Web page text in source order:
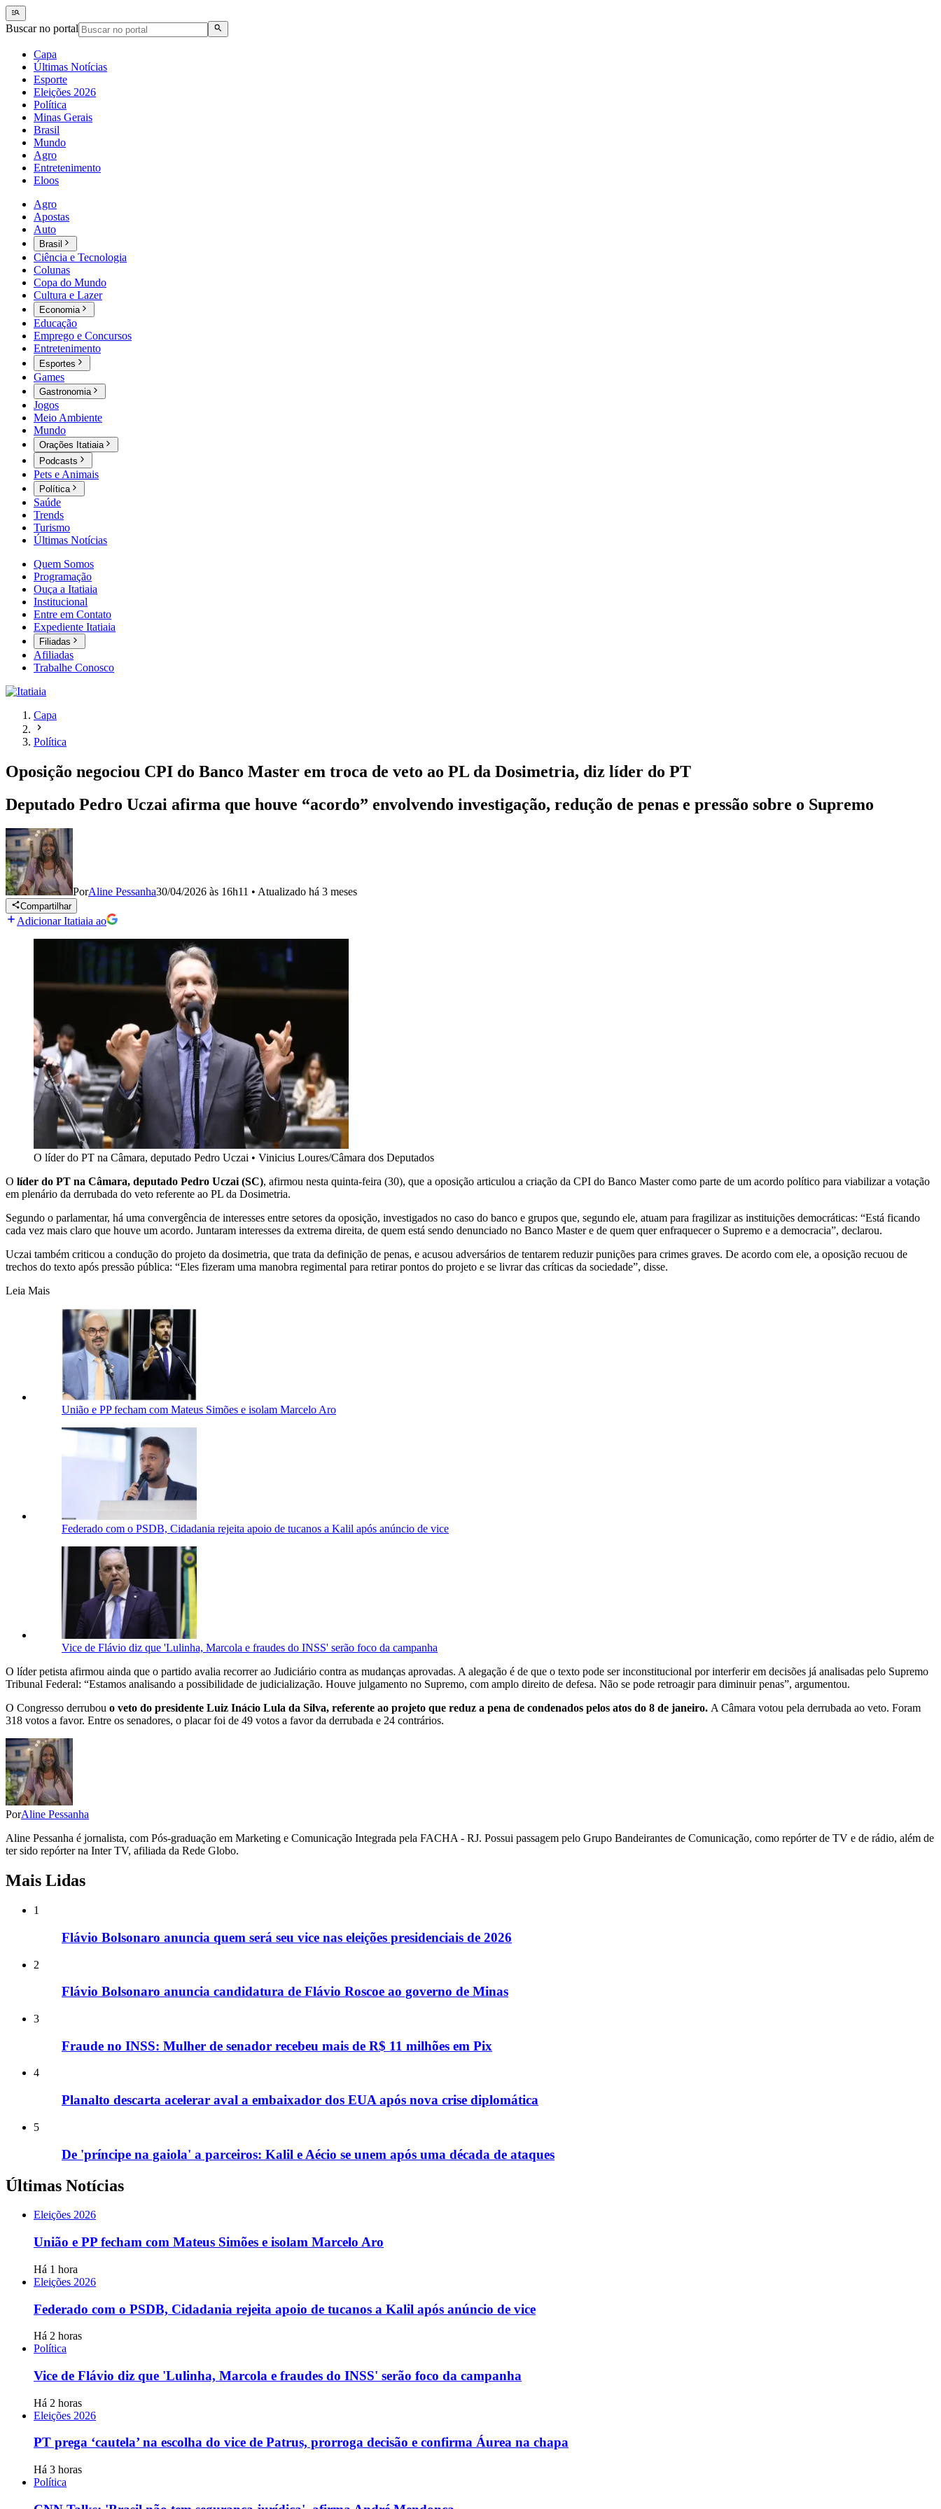
Buscar no portal
Capa
Últimas Notícias
Esporte
Eleições 2026
Política
Minas Gerais
Brasil
Mundo
Agro
Entretenimento
Eloos
Agro
Apostas
Auto
Brasil
Ciência e Tecnologia
Colunas
Copa do Mundo
Cultura e Lazer
Economia
Educação
Emprego e Concursos
Entretenimento
Esportes
Games
Gastronomia
Jogos
Meio Ambiente
Mundo
Orações Itatiaia
Podcasts
Pets e Animais
Política
Saúde
Trends
Turismo
Últimas Notícias
Quem Somos
Programação
Ouça a Itatiaia
Institucional
Entre em Contato
Expediente Itatiaia
Filiadas
Afiliadas
Trabalhe Conosco
Capa
Política
Oposição negociou CPI do Banco Master em troca de veto ao PL da Dosimetria, diz líder do PT
Deputado Pedro Uczai afirma que houve “acordo” envolvendo investigação, redução de penas e pressão sobre o Supremo
PorAline Pessanha30/04/2026 às 16h11 • Atualizado há 3 meses
Compartilhar
Adicionar Itatiaia ao
O líder do PT na Câmara, deputado Pedro Uczai • Vinicius Loures/Câmara dos Deputados
O líder do PT na Câmara, deputado Pedro Uczai (SC), afirmou nesta quinta-feira (30), que a oposição articulou a criação da CPI do Banco Master como parte de um acordo político para viabilizar a votação
em plenário da derrubada do veto referente ao PL da Dosimetria.
Segundo o parlamentar, há uma convergência de interesses entre setores da oposição, investigados no caso do banco e grupos que, segundo ele, atuam para fragilizar as instituições democráticas: “Está ficando
cada vez mais claro que houve um acordo. Juntaram interesses da extrema direita, de quem está sendo denunciado no Banco Master e de quem quer enfraquecer o Supremo e a democracia”, declarou.
Uczai também criticou a condução do projeto da dosimetria, que trata da definição de penas, e acusou adversários de tentarem reduzir punições para crimes graves. De acordo com ele, a oposição recuou de
trechos do texto após pressão pública: “Eles fizeram uma manobra regimental para retirar pontos do projeto e se livrar das críticas da sociedade”, disse.
Leia Mais
União e PP fecham com Mateus Simões e isolam Marcelo Aro
Federado com o PSDB, Cidadania rejeita apoio de tucanos a Kalil após anúncio de vice
Vice de Flávio diz que 'Lulinha, Marcola e fraudes do INSS' serão foco da campanha
O líder petista afirmou ainda que o partido avalia recorrer ao Judiciário contra as mudanças aprovadas. A alegação é de que o texto pode ser inconstitucional por interferir em decisões já analisadas pelo Supremo
Tribunal Federal: “Estamos analisando a possibilidade de judicialização. Houve julgamento no Supremo, com amplo direito de defesa. Não se pode retroagir para diminuir penas”, argumentou.
O Congresso derrubou o veto do presidente Luiz Inácio Lula da Silva, referente ao projeto que reduz a pena de condenados pelos atos do 8 de janeiro. A Câmara votou pela derrubada ao veto. Foram
318 votos a favor. Entre os senadores, o placar foi de 49 votos a favor da derrubada e 24 contrários.
PorAline Pessanha
Aline Pessanha é jornalista, com Pós-graduação em Marketing e Comunicação Integrada pela FACHA - RJ. Possui passagem pelo Grupo Bandeirantes de Comunicação, como repórter de TV e de rádio, além de
ter sido repórter na Inter TV, afiliada da Rede Globo.
Mais Lidas
1
Flávio Bolsonaro anuncia quem será seu vice nas eleições presidenciais de 2026
2
Flávio Bolsonaro anuncia candidatura de Flávio Roscoe ao governo de Minas
3
Fraude no INSS: Mulher de senador recebeu mais de R$ 11 milhões em Pix
4
Planalto descarta acelerar aval a embaixador dos EUA após nova crise diplomática
5
De 'príncipe na gaiola' a parceiros: Kalil e Aécio se unem após uma década de ataques
Últimas Notícias
Eleições 2026
União e PP fecham com Mateus Simões e isolam Marcelo Aro
Há 1 hora
Eleições 2026
Federado com o PSDB, Cidadania rejeita apoio de tucanos a Kalil após anúncio de vice
Há 2 horas
Política
Vice de Flávio diz que 'Lulinha, Marcola e fraudes do INSS' serão foco da campanha
Há 2 horas
Eleições 2026
PT prega ‘cautela’ na escolha do vice de Patrus, prorroga decisão e confirma Áurea na chapa
Há 3 horas
Política